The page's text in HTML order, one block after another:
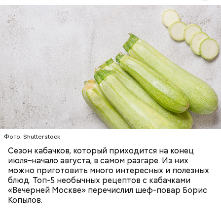
Фото: Shutterstock
Сезон кабачков, который приходится на конец
июля–начало августа, в самом разгаре. Из них
можно приготовить много интересных и полезных
блюд. Топ-5 необычных рецептов с кабачками
«Вечерней Москве» перечислил шеф-повар Борис
Копылов.
Ингредиенты:
ЕДА ОВОЩИ РЕЦЕПТЫ
Вред дыни
Фото: Shutterstock